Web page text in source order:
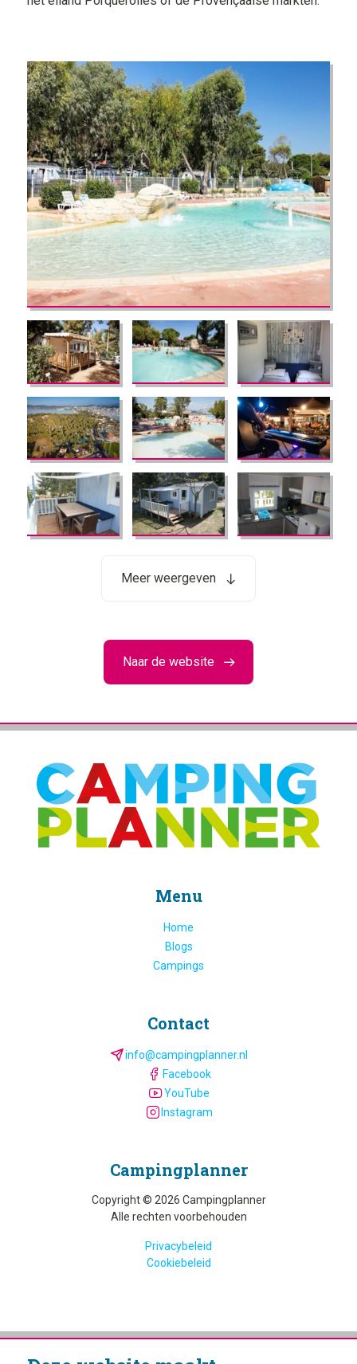
Meer weergeven
Naar de website
Menu
Home
Blogs
Campings
Contact
info@campingplanner.nl
Facebook
YouTube
Instagram
Camping­planner
Copyright © 2026 Campingplanner
Alle rechten voorbehouden
Privacybeleid
Cookiebeleid